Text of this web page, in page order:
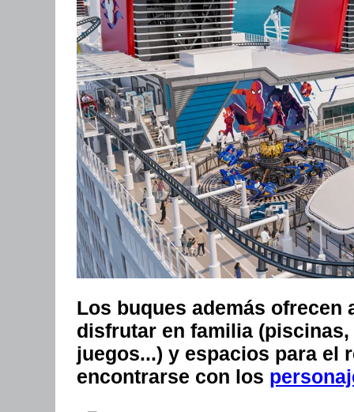
Los buques además
disfrutar en familia
juegos...) y espacios para el
encontrarse con los